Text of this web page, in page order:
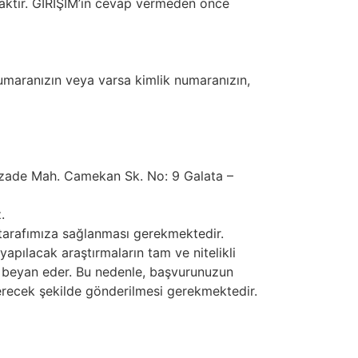
GİRİŞİM’in cevap vermeden önce
veya varsa kimlik numaranızın,
Mah. Camekan Sk. No: 9 Galata –
sağlanması gerekmektedir.
araştırmaların tam ve nitelikli
eder. Bu nedenle, başvurunuzun
şekilde gönderilmesi gerekmektedir.